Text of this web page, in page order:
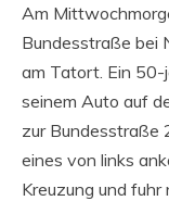
Am
Bundesstraße bei
am Tatort. Ein 50-
seinem Auto auf
zur Bundesstraße
eines von links
Kreuzung und